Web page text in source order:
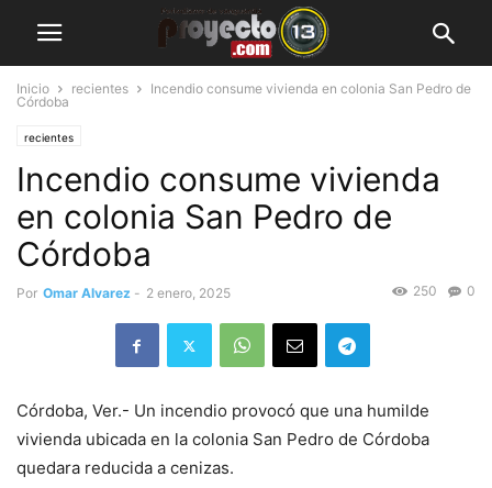
Inicio recientes
Incendio consume vivienda en colonia San Pedro de
Córdoba
recientes
Incendio consume vivienda
en colonia San Pedro de
Córdoba
Por Omar Alvarez - 2 enero, 2025 0
250
Córdoba, Ver.- Un incendio provocó que una humilde
vivienda ubicada en la colonia San Pedro de Córdoba
quedara reducida a cenizas.